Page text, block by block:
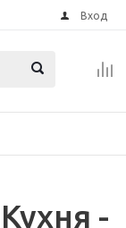
Вход
-